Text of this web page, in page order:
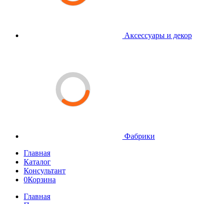
Аксессуары и декор
Фабрики
Главная
Каталог
Консультант
0Корзина
Главная